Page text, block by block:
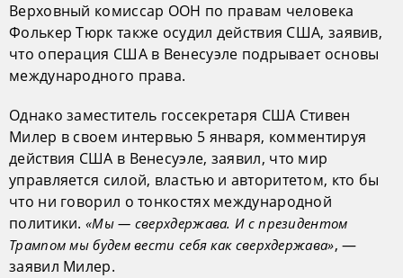
Верховный комиссар ООН по правам человека
Фолькер Тюрк также осудил действия США, заявив,
что операция США в Венесуэле подрывает основы
международного права.
Однако заместитель госсекретаря США Стивен
Милер в своем интервью 5 января, комментируя
действия США в Венесуэле, заявил, что мир
управляется силой, властью и авторитетом, кто бы
что ни говорил о тонкостях международной
политики. «Мы — сверхдержава. И с президентом
Трампом мы будем вести себя как сверхдержава», —
заявил Милер.